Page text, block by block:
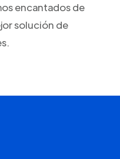
encantados de
solución de